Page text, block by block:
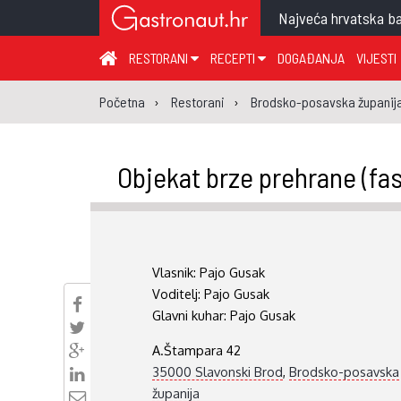
Najveća hrvatska
RESTORANI
ZAGREB I ZAGREBAČKA ŽUPANIJA
MEĐIMURSKA ŽUPANIJA
KOPRIVNIČKO-KRIŽEVAČKA ŽUPANIJA
PRIMORSKO-GORANSKA ŽUPANIJA
BRODSKO-POSAVSKA ŽUPANIJA
OSJEČKO-BARANJSKA ŽUPANIJA
VUKOVARSKO-SRIJEMSKA ŽUPANIJA
ISTARSKA ŽUPANIJA
RECEPTI
JUHA
GLAVNO JELO
SALATA
PIZZA
DOGAĐANJA VIJESTI
Početna Restorani Brodsko-posavska
Objekat brze prehrane
Vlasnik: Pajo Gusak
Voditelj: Pajo Gusak
Glavni kuhar: Pajo Gusak
A.Štampara 42
35000 Slavonski Brod, Brodsko-posavska
županija